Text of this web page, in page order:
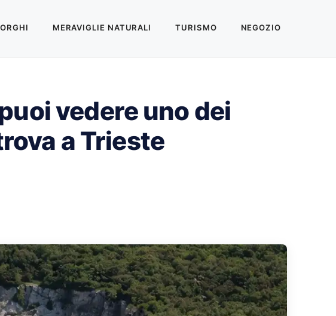
MERAVIGLIE NATURALI TURISMO NEGOZIO
vedere uno dei
a Trieste